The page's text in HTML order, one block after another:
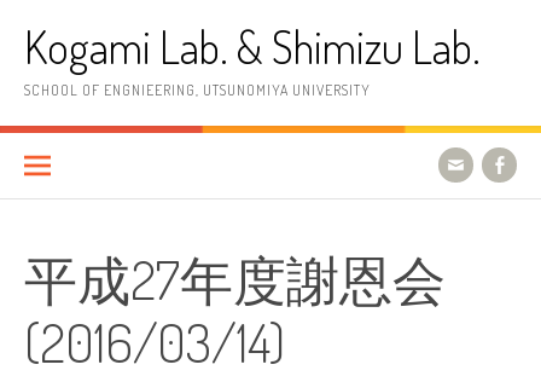
へ
ッ
Kogami Lab. & Shimizu Lab.
SCHOOL OF ENGNIEERING, UTSUNOMIYA UNIVERSITY
平成27年度謝恩会
(2016/03/14)